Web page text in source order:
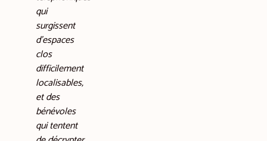
qui
surgissent
d’espaces
clos
difficilement
localisables,
et des
bénévoles
qui tentent